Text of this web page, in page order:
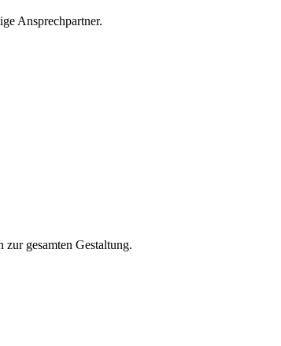
Ansprechpartner.
gesamten Gestaltung.